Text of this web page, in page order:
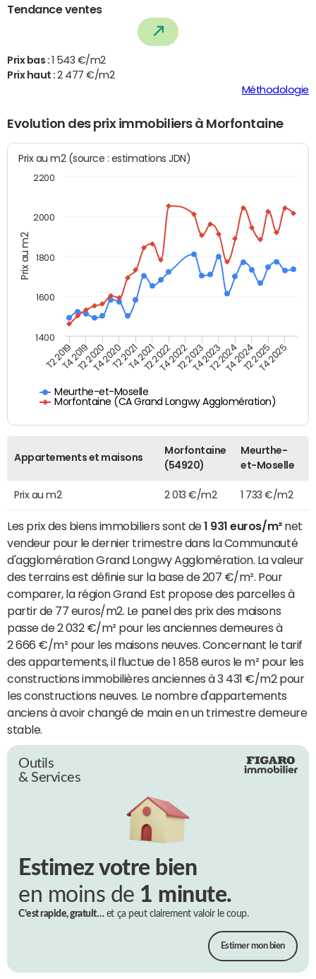
Tendance ventes
Prix bas :
1 543 €/m2
Prix haut :2 477 €/m2
Méthodologie
Evolution des prix immobiliers à Morfontaine
Prix au m2
Prix au m2 (source : estimations JDN)
Meurthe-et-Moselle
Morfontaine (CA Grand Longwy Agglomération)
T2 2019T4 2019T2 2020T4 2020T2 2021T4 2021T2 2022T4 2022T2 2023T4 2023T2 2024T4 2024T2 2025T4 2025
1400
1600
1800
2000
2200
Appartements et maisons
Morfontaine
(54920)
Meurthe-
et-Moselle
Prix au m2 2 013 €/m2 1 733 €/m2
Les prix des biens immobiliers sont de1 931 euros/m²net
vendeur pour le dernier trimestre dans la Communauté
d'agglomération Grand Longwy Agglomération. La valeur
des terrains est définie sur la base de 207 €/m². Pour
comparer, la région Grand Est propose des parcelles à
partir de 77 euros/m2. Le panel des prix des maisons
passe de 2 032 €/m² pour les anciennes demeures à
2 666 €/m² pour les maisons neuves. Concernant le tarif
des appartements, il fluctue de 1 858 euros le m² pour les
constructions immobilières anciennes à 3 431 €/m2 pour
les constructions neuves. Le nombre d'appartements
anciens à avoir changé de main en un trimestre demeure
stable.
Outils
& Services
Estimez votre bien
en moins de 1 minute.
C’est rapide, gratuit…et ça peut clairement valoir le coup.
Estimer mon bien